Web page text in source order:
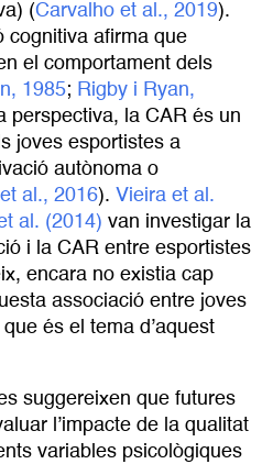
(Carvalho et al., 2019).
cognitiva afirma que
el comportament dels
1985; Rigby i Ryan,
perspectiva, la CAR és un
joves esportistes a
autònoma o
al., 2016). Vieira et al.
al. (2014) van investigar la
i la CAR entre esportistes
encara no existia cap
associació entre joves
és el tema d’aquest
suggereixen que futures
l’impacte de la qualitat
variables psicològiques